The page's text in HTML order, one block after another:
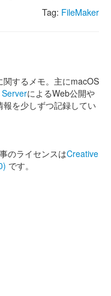
Tag: FileMaker
するメモ。主にmacOS
によるWeb公開や
報を少しずつ記録してい
のライセンスはCreative
です。